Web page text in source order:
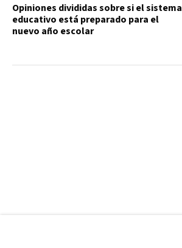
Opiniones divididas sobre si el sistema
educativo está preparado para el
nuevo año escolar